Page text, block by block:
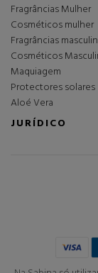
Fragrâncias Mulher
Cosméticos mulher
Fragrâncias
Cosméticos
Maquiagem
Protectores solares
Aloé Vera
JURÍDICO